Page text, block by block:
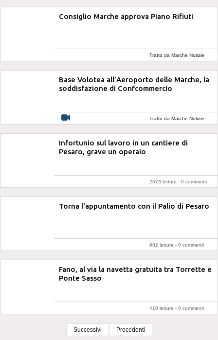
Consiglio Marche approva Piano Rifiuti
Tratto da Marche Notizie
Base Volotea all’Aeroporto delle Marche, la
soddisfazione di Confcommercio
Tratto da Marche Notizie
Infortunio sul lavoro in un cantiere di
Pesaro, grave un operaio
2673 letture - 0 commenti
Torna l'appuntamento con il Palio di Pesaro
682 letture - 0 commenti
Fano, al via la navetta gratuita tra Torrette e
Ponte Sasso
410 letture - 0 commenti
Successivi Precedenti